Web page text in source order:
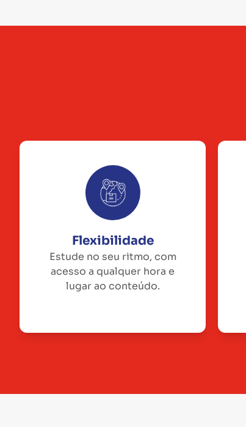
Flexibilidade
Estude no seu ritmo, com
acesso a qualquer hora e
lugar ao conteúdo.